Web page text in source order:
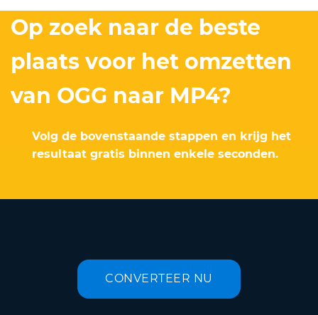
Op zoek naar de beste
plaats voor het omzetten
van OGG naar MP4?
Volg de bovenstaande stappen en krijg het
resultaat gratis binnen enkele seconden.
CONVERTEER NU